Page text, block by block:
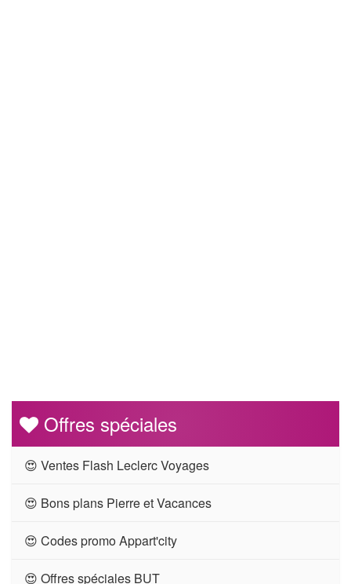
Offres spéciales
😍 Ventes Flash Leclerc Voyages
😍 Bons plans Pierre et Vacances
😍 Codes promo Appart'city
😍 Offres spéciales BUT